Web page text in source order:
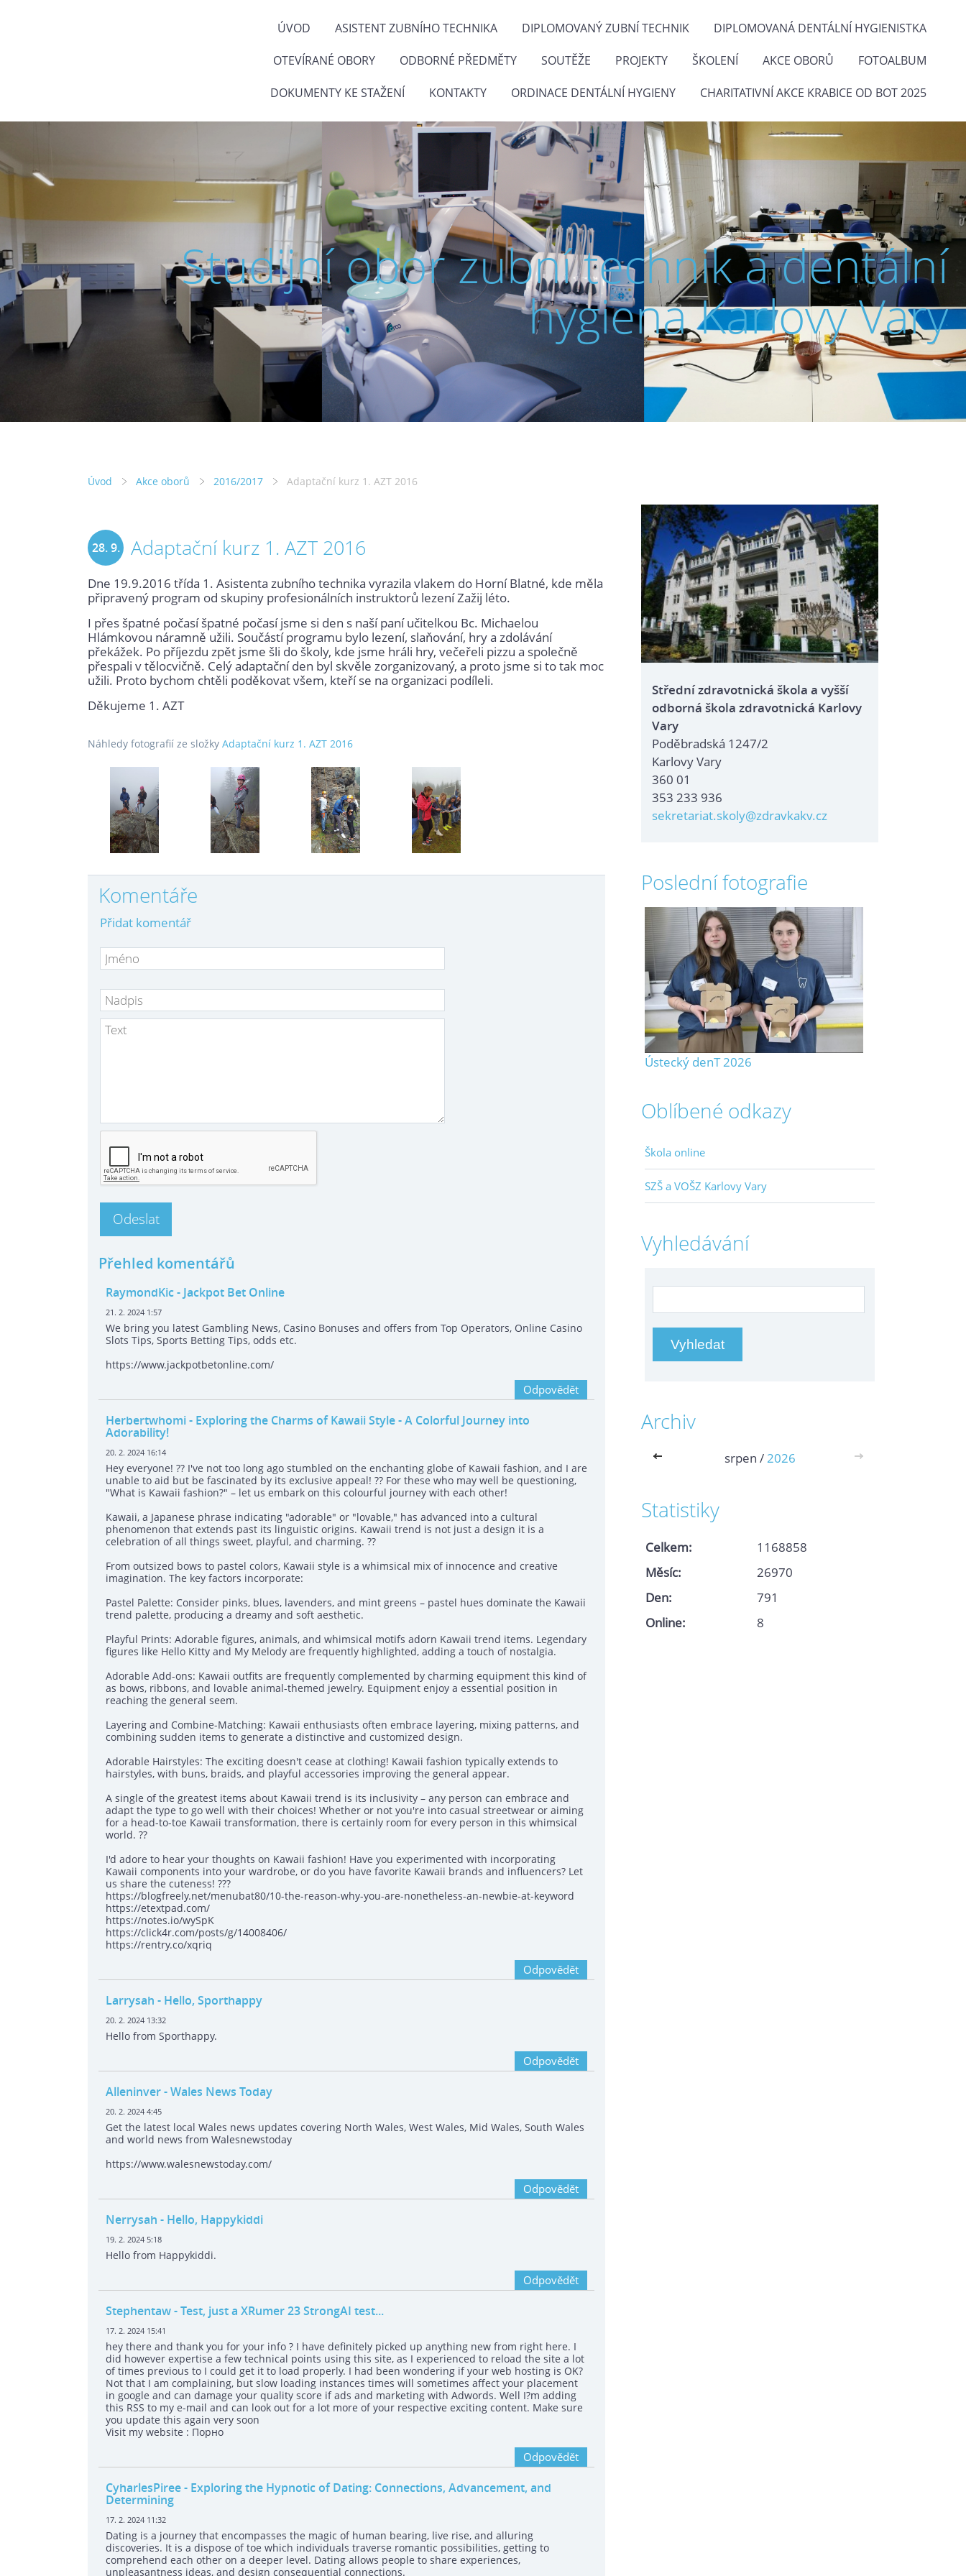
ÚVOD ASISTENT ZUBNÍHO TECHNIKA DIPLOMOVANÝ ZUBNÍ TECHNIK DIPLOMOVANÁ DENTÁLNÍ HYGIENISTKA
OTEVÍRANÉ OBORY ODBORNÉ PŘEDMĚTY SOUTĚŽE PROJEKTY ŠKOLENÍ AKCE OBORŮ FOTOALBUM
DOKUMENTY KE STAŽENÍ KONTAKTY ORDINACE DENTÁLNÍ HYGIENY CHARITATIVNÍ AKCE KRABICE OD BOT 2025
Studijní obor zubní technik a dentální
hygiena Karlovy Vary
Úvod Akce oborů 2016/2017 Adaptační kurz 1. AZT 2016
28. 9.
2016
Adaptační kurz 1. AZT 2016
Dne 19.9.2016 třída 1. Asistenta zubního technika vyrazila vlakem do Horní Blatné, kde měla
připravený program od skupiny profesionálních instruktorů lezení Zažij léto.
I přes špatné počasí špatné počasí jsme si den s naší paní učitelkou Bc. Michaelou
Hlámkovou náramně užili. Součástí programu bylo lezení, slaňování, hry a zdolávání
překážek. Po příjezdu zpět jsme šli do školy, kde jsme hráli hry, večeřeli pizzu a společně
přespali v tělocvičně. Celý adaptační den byl skvěle zorganizovaný, a proto jsme si to tak moc
užili. Proto bychom chtěli poděkovat všem, kteří se na organizaci podíleli.
Děkujeme 1. AZT
Náhledy fotografií ze složky Adaptační kurz 1. AZT 2016
Komentáře
Přidat komentář
Přehled komentářů
RaymondKic- Jackpot Bet Online
21. 2. 2024 1:57
We bring you latest Gambling News, Casino Bonuses and offers from Top Operators, Online Casino
Slots Tips, Sports Betting Tips, odds etc.
https://www.jackpotbetonline.com/
Odpovědět
Herbertwhomi- Exploring the Charms of Kawaii Style - A Colorful Journey into
Adorability!
20. 2. 2024 16:14
Hey everyone! ?? I've not too long ago stumbled on the enchanting globe of Kawaii fashion, and I are
unable to aid but be fascinated by its exclusive appeal! ?? For these who may well be questioning,
"What is Kawaii fashion?" – let us embark on this colourful journey with each other!
Kawaii, a Japanese phrase indicating "adorable" or "lovable," has advanced into a cultural
phenomenon that extends past its linguistic origins. Kawaii trend is not just a design it is a
celebration of all things sweet, playful, and charming. ??
From outsized bows to pastel colors, Kawaii style is a whimsical mix of innocence and creative
imagination. The key factors incorporate:
Pastel Palette: Consider pinks, blues, lavenders, and mint greens – pastel hues dominate the Kawaii
trend palette, producing a dreamy and soft aesthetic.
Playful Prints: Adorable figures, animals, and whimsical motifs adorn Kawaii trend items. Legendary
figures like Hello Kitty and My Melody are frequently highlighted, adding a touch of nostalgia.
Adorable Add-ons: Kawaii outfits are frequently complemented by charming equipment this kind of
as bows, ribbons, and lovable animal-themed jewelry. Equipment enjoy a essential position in
reaching the general seem.
Layering and Combine-Matching: Kawaii enthusiasts often embrace layering, mixing patterns, and
combining sudden items to generate a distinctive and customized design.
Adorable Hairstyles: The exciting doesn't cease at clothing! Kawaii fashion typically extends to
hairstyles, with buns, braids, and playful accessories improving the general appear.
A single of the greatest items about Kawaii trend is its inclusivity – any person can embrace and
adapt the type to go well with their choices! Whether or not you're into casual streetwear or aiming
for a head-to-toe Kawaii transformation, there is certainly room for every person in this whimsical
world. ??
I'd adore to hear your thoughts on Kawaii fashion! Have you experimented with incorporating
Kawaii components into your wardrobe, or do you have favorite Kawaii brands and influencers? Let
us share the cuteness! ???
https://blogfreely.net/menubat80/10-the-reason-why-you-are-nonetheless-an-newbie-at-keyword
https://etextpad.com/
https://notes.io/wySpK
https://click4r.com/posts/g/14008406/
https://rentry.co/xqriq
Odpovědět
Larrysah - Hello, Sporthappy
20. 2. 2024 13:32
Hello from Sporthappy.
Odpovědět
Alleninver- Wales News Today
20. 2. 2024 4:45
Get the latest local Wales news updates covering North Wales, West Wales, Mid Wales, South Wales
and world news from Walesnewstoday
https://www.walesnewstoday.com/
Odpovědět
Nerrysah - Hello, Happykiddi
19. 2. 2024 5:18
Hello from Happykiddi.
Odpovědět
Stephentaw- Test, just a XRumer 23 StrongAI test...
17. 2. 2024 15:41
hey there and thank you for your info ? I have definitely picked up anything new from right here. I
did however expertise a few technical points using this site, as I experienced to reload the site a lot
of times previous to I could get it to load properly. I had been wondering if your web hosting is OK?
Not that I am complaining, but slow loading instances times will sometimes affect your placement
in google and can damage your quality score if ads and marketing with Adwords. Well I?m adding
this RSS to my e-mail and can look out for a lot more of your respective exciting content. Make sure
you update this again very soon
Visit my website : Порно
Odpovědět
CyharlesPiree- Exploring the Hypnotic of Dating: Connections, Advancement, and
Determining
17. 2. 2024 11:32
Dating is a journey that encompasses the magic of human bearing, live rise, and alluring
discoveries. It is a dispose of toe which individuals traverse romantic possibilities, getting to
comprehend each other on a deeper level. Dating allows people to share experiences,
unpleasantness ideas, and design consequential connections.
Střední zdravotnická škola a vyšší
odborná škola zdravotnická Karlovy
Vary
Poděbradská 1247/2
Karlovy Vary
360 01
353 233 936
sekretariat.skoly@zdravkakv.cz
Poslední fotografie
Ústecký denT 2026
Oblíbené odkazy
Škola online
SZŠ a VOŠZ Karlovy Vary
Vyhledávání
Archiv
<< srpen /2026 >>
Statistiky
Online: 8
Celkem:
1168858
Měsíc:
26970
Den:
791